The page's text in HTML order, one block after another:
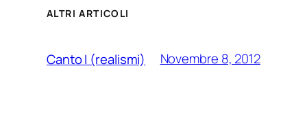
ALTRI ARTICOLI
Canto I (realismi) Novembre 8, 2012